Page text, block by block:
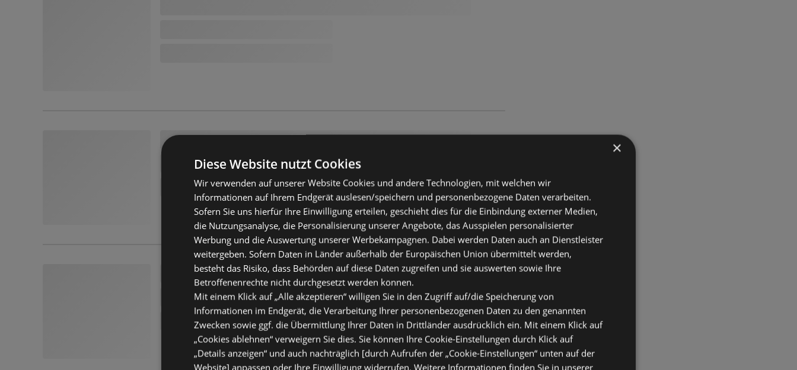
×
Diese Website nutzt Cookies
Wir verwenden auf unserer Website Cookies und andere Technologien, mit welchen wir
Informationen auf Ihrem Endgerät auslesen/speichern und personenbezogene Daten verarbeiten.
Sofern Sie uns hierfür Ihre Einwilligung erteilen, geschieht dies für die Einbindung externer Medien,
die Nutzungsanalyse, die Personalisierung unserer Angebote, das Ausspielen personalisierter
Werbung und die Auswertung unserer Werbekampagnen. Dabei werden Daten auch an Dienstleister
weitergeben. Sofern Daten in Länder außerhalb der Europäischen Union übermittelt werden,
besteht das Risiko, dass Behörden auf diese Daten zugreifen und sie auswerten sowie Ihre
Betroffenenrechte nicht durchgesetzt werden können.
Mit einem Klick auf „Alle akzeptieren“ willigen Sie in den Zugriff auf/die Speicherung von
Informationen im Endgerät, die Verarbeitung Ihrer personenbezogenen Daten zu den genannten
Zwecken sowie ggf. die Übermittlung Ihrer Daten in Drittländer ausdrücklich ein. Mit einem Klick auf
„Cookies ablehnen“ verweigern Sie dies. Sie können Ihre Cookie-Einstellungen durch Klick auf
„Details anzeigen“ und auch nachträglich [durch Aufrufen der „Cookie-Einstellungen“ unten auf der
Website] anpassen oder Ihre Einwilligung widerrufen. Weitere Informationen finden Sie in unserer